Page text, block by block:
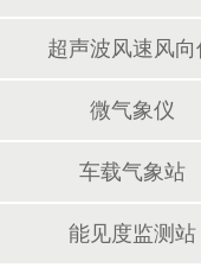
超声波风速风向
微气象仪
车载气象站
能见度监测站